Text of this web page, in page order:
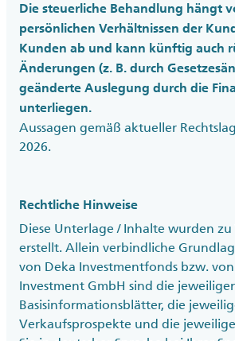
Die steuerliche Behandlung hängt
persönlichen Verhältnissen der
Kunden ab und kann künftig auch
Änderungen (z. B. durch
geänderte Auslegung durch die
unterliegen.
Aussagen gemäß aktueller
2026.
Rechtliche Hinweise
Diese Unterlage / Inhalte wurden
erstellt. Allein verbindliche
von Deka Investmentfonds bzw. von
Investment GmbH sind die
Basisinformationsblätter, die
Verkaufsprospekte und die